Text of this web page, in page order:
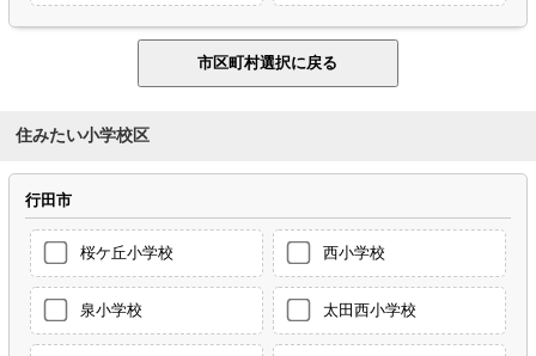
住みたい小学校区
行田市
桜ケ丘小学校 西小学校
泉小学校 太田西小学校